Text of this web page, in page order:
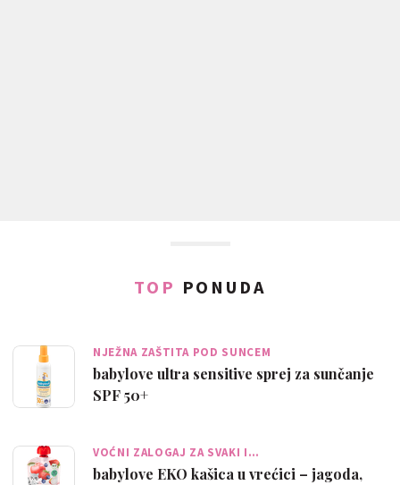
TOP PONUDA
NJEŽNA ZAŠTITA POD SUNCEM
babylove ultra sensitive sprej za sunčanje
SPF 50+
VOĆNI ZALOGAJ ZA SVAKI I…
babylove EKO kašica u vrećici – jagoda,